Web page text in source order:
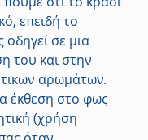
επειδή το
σε μια
του και στην
αρωμάτων.
έκθεση στο φως
(χρήση